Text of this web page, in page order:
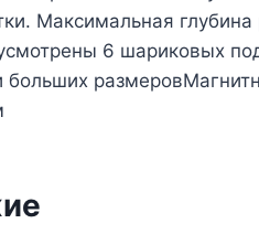
Максимальная
6 шариковых
больших